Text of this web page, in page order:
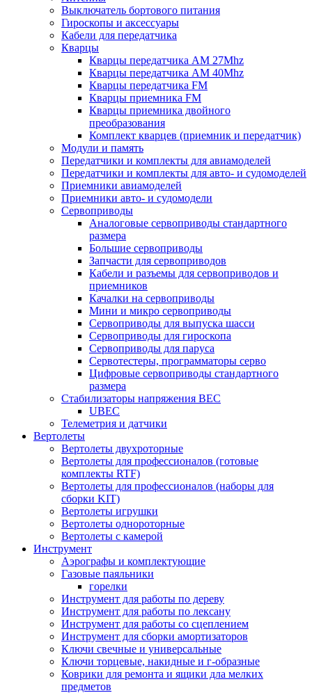
Выключатель бортового питания
Гироскопы и аксессуары
Кабели для передатчика
Кварцы
Кварцы передатчика AM 27Mhz
Кварцы передатчика AM 40Mhz
Кварцы передатчика FM
Кварцы приемника FM
Кварцы приемника двойного
преобразования
Комплект кварцев (приемник и передатчик)
Модули и память
Передатчики и комплекты для авиамоделей
Передатчики и комплекты для авто- и судомоделей
Приемники авиамоделей
Приемники авто- и судомодели
Сервоприводы
Аналоговые сервоприводы стандартного
размера
Большие сервоприводы
Запчасти для сервоприводов
Кабели и разъемы для сервоприводов и
приемников
Качалки на сервоприводы
Мини и микро сервоприводы
Сервоприводы для выпуска шасси
Сервоприводы для гироскопа
Сервоприводы для паруса
Сервотестеры, программаторы серво
Цифровые сервоприводы стандартного
размера
Стабилизаторы напряжения BEC
UBEC
Телеметрия и датчики
Вертолеты
Вертолеты двухроторные
Вертолеты для профессионалов (готовые
комплекты RTF)
Вертолеты для профессионалов (наборы для
сборки KIT)
Вертолеты игрушки
Вертолеты однороторные
Вертолеты с камерой
Инструмент
Аэрографы и комплектующие
Газовые паяльники
горелки
Инструмент для работы по дереву
Инструмент для работы по лексану
Инструмент для работы со сцеплением
Инструмент для сборки амортизаторов
Ключи свечные и универсальные
Ключи торцевые, накидные и г-образные
Коврики для ремонта и ящики дла мелких
предметов